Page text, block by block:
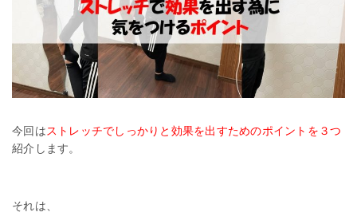
今回はストレッチでしっかりと効果を出すためのポイントを３つ
紹介します。
それは、